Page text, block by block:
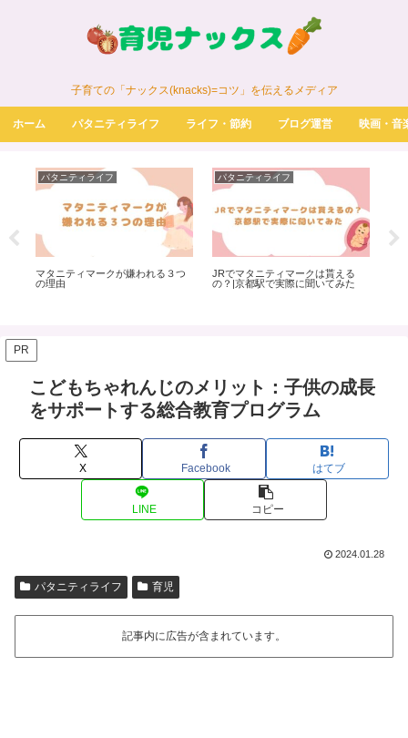
子育ての「ナックス(knacks)=コツ」を伝えるメディア
ホーム パタニティライフ ライフ・節約 ブログ運営 映画・音
パタニティライフ
マタニティマークが嫌われる３つ
の理由
パタニティライフ
JRでマタニティマークは貰える
の？|京都駅で実際に聞いてみた
PR
こどもちゃれんじのメリット：子供の成長
をサポートする総合教育プログラム
X Facebook はてブ
LINE コピー
2024.01.28
パタニティライフ 育児
記事内に広告が含まれています。